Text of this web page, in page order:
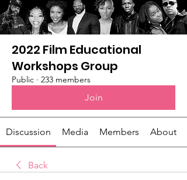
2022 Film Educational
Workshops Group
Public · 233 members
Join
Discussion Media Members About
Back